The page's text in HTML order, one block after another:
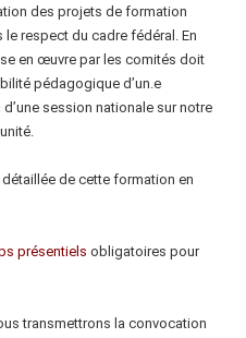
des projets de formation
respect du cadre fédéral. En
en œuvre par les comités doit
pédagogique d’un.e
session nationale sur notre
de cette formation en
présentiels obligatoires pour
transmettrons la convocation